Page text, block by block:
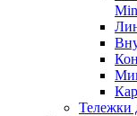
Тележки